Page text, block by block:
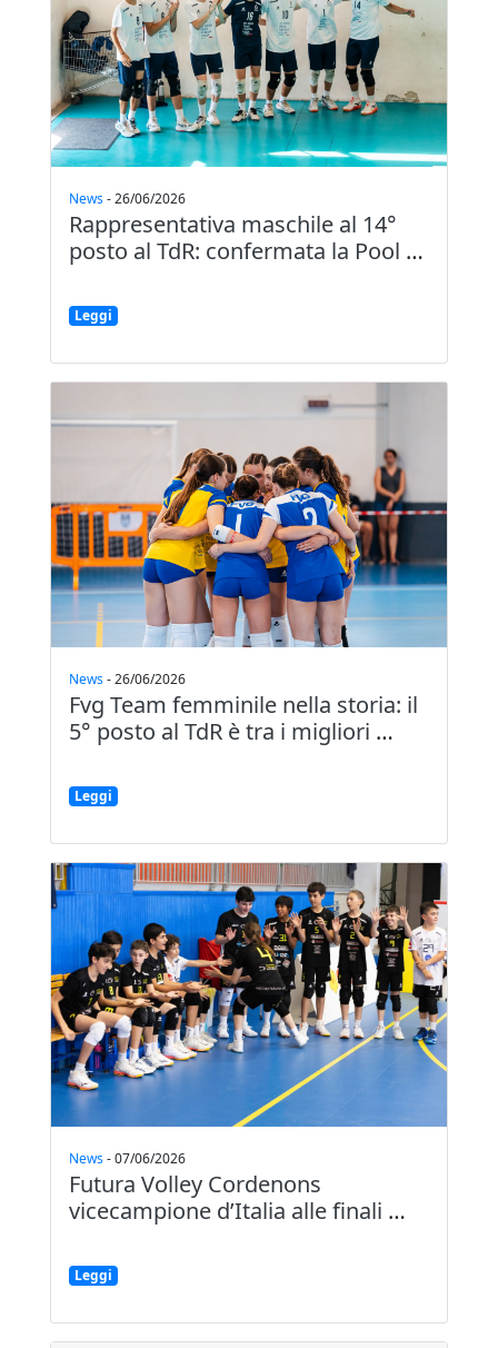
News-26/06/2026
Rappresentativa maschile al 14°
posto al TdR: confermata la Pool …
Leggi
News-26/06/2026
Fvg Team femminile nella storia: il
5° posto al TdR è tra i migliori …
Leggi
News-07/06/2026
Futura Volley Cordenons
vicecampione d’Italia alle finali …
Leggi